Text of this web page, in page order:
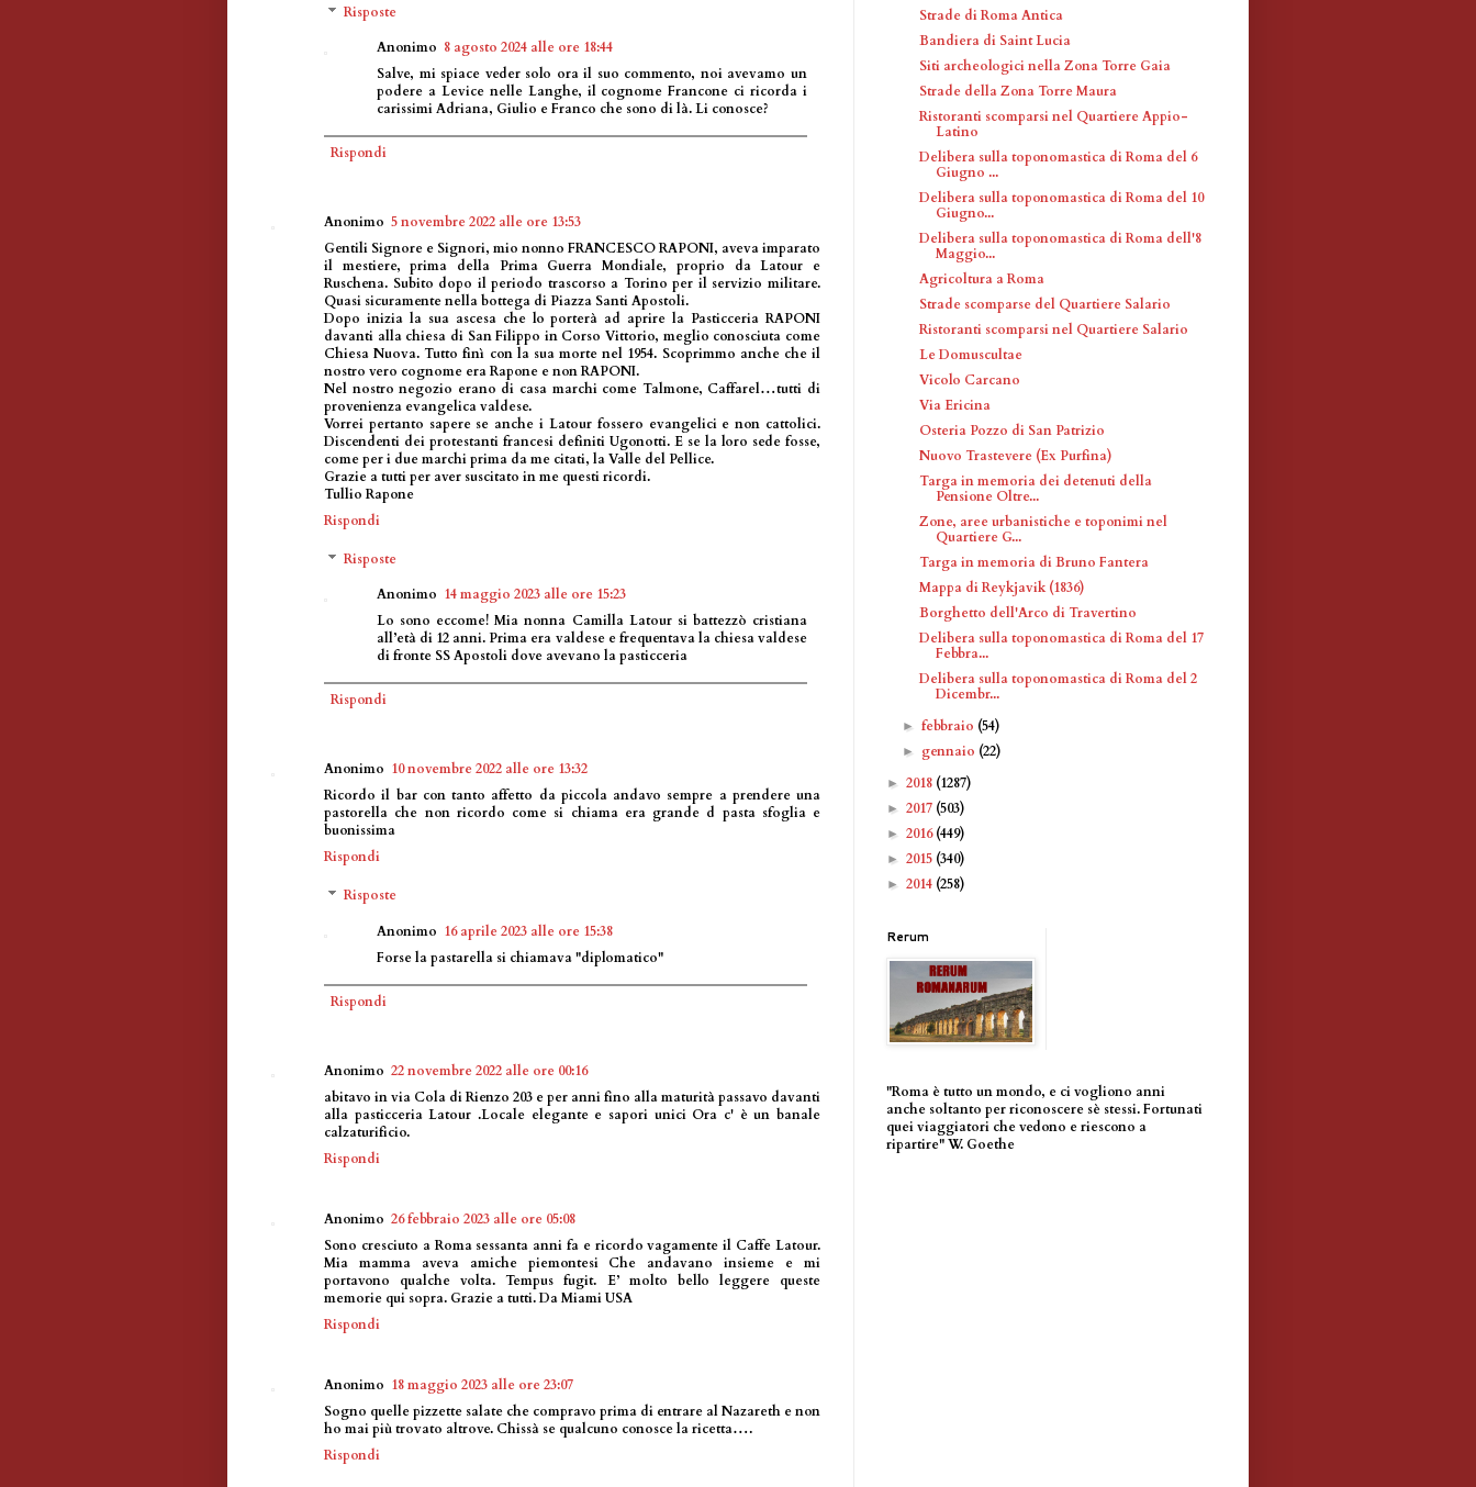
Risposte
Anonimo 8 agosto 2024 alle ore 18:44
Salve, mi spiace veder solo ora il suo commento, noi avevamo un
podere a Levice nelle Langhe, il cognome Francone ci ricorda i
carissimi Adriana, Giulio e Franco che sono di là. Li conosce?
Rispondi
Anonimo 5 novembre 2022 alle ore 13:53
Gentili Signore e Signori, mio nonno FRANCESCO RAPONI, aveva imparato
il mestiere, prima della Prima Guerra Mondiale, proprio da Latour e
Ruschena. Subito dopo il periodo trascorso a Torino per il servizio militare.
Quasi sicuramente nella bottega di Piazza Santi Apostoli.
Dopo inizia la sua ascesa che lo porterà ad aprire la Pasticceria RAPONI
davanti alla chiesa di San Filippo in Corso Vittorio, meglio conosciuta come
Chiesa Nuova. Tutto finì con la sua morte nel 1954. Scoprimmo anche che il
nostro vero cognome era Rapone e non RAPONI.
Nel nostro negozio erano di casa marchi come Talmone, Caffarel…tutti di
provenienza evangelica valdese.
Vorrei pertanto sapere se anche i Latour fossero evangelici e non cattolici.
Discendenti dei protestanti francesi definiti Ugonotti. E se la loro sede fosse,
come per i due marchi prima da me citati, la Valle del Pellice.
Grazie a tutti per aver suscitato in me questi ricordi.
Tullio Rapone
Rispondi
Risposte
Anonimo 14 maggio 2023 alle ore 15:23
Lo sono eccome! Mia nonna Camilla Latour si battezzò cristiana
all’età di 12 anni. Prima era valdese e frequentava la chiesa valdese
di fronte SS Apostoli dove avevano la pasticceria
Rispondi
Anonimo 10 novembre 2022 alle ore 13:32
Ricordo il bar con tanto affetto da piccola andavo sempre a prendere una
pastorella che non ricordo come si chiama era grande d pasta sfoglia e
buonissima
Rispondi
Risposte
Anonimo 16 aprile 2023 alle ore 15:38
Forse la pastarella si chiamava "diplomatico"
Rispondi
Anonimo 22 novembre 2022 alle ore 00:16
abitavo in via Cola di Rienzo 203 e per anni fino alla maturità passavo davanti
alla pasticceria Latour .Locale elegante e sapori unici Ora c' è un banale
calzaturificio.
Rispondi
Anonimo 26 febbraio 2023 alle ore 05:08
Sono cresciuto a Roma sessanta anni fa e ricordo vagamente il Caffe Latour.
Mia mamma aveva amiche piemontesi Che andavano insieme e mi
portavono qualche volta. Tempus fugit. E’ molto bello leggere queste
memorie qui sopra. Grazie a tutti. Da Miami USA
Rispondi
Anonimo 18 maggio 2023 alle ore 23:07
Sogno quelle pizzette salate che compravo prima di entrare al Nazareth e non
ho mai più trovato altrove. Chissà se qualcuno conosce la ricetta….
Rispondi
Strade di Roma Antica
Bandiera di Saint Lucia
Siti archeologici nella Zona Torre Gaia
Strade della Zona Torre Maura
Ristoranti scomparsi nel Quartiere Appio-
Latino
Delibera sulla toponomastica di Roma del 6
Giugno ...
Delibera sulla toponomastica di Roma del 10
Giugno...
Delibera sulla toponomastica di Roma dell'8
Maggio...
Agricoltura a Roma
Strade scomparse del Quartiere Salario
Ristoranti scomparsi nel Quartiere Salario
Le Domuscultae
Vicolo Carcano
Via Ericina
Osteria Pozzo di San Patrizio
Nuovo Trastevere (Ex Purfina)
Targa in memoria dei detenuti della
Pensione Oltre...
Zone, aree urbanistiche e toponimi nel
Quartiere G...
Targa in memoria di Bruno Fantera
Mappa di Reykjavik (1836)
Borghetto dell'Arco di Travertino
Delibera sulla toponomastica di Roma del 17
Febbra...
Delibera sulla toponomastica di Roma del 2
Dicembr...
►febbraio (54)
► gennaio (22)
► 2018 (1287)
► 2017 (503)
► 2016(449)
► 2015 (340)
► 2014 (258)
Rerum
"Roma è tutto un mondo, e ci vogliono anni
anche soltanto per riconoscere sè stessi. Fortunati
quei viaggiatori che vedono e riescono a
ripartire" W. Goethe